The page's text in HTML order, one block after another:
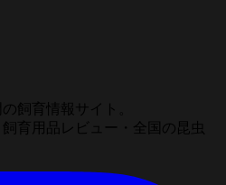
飼育情報サイト。
育用品レビュー・全国の昆虫